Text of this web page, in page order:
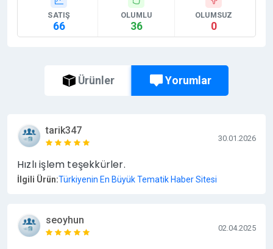
SATIŞ
66
OLUMLU
36
OLUMSUZ
0
Ürünler Yorumlar
tarik347
30.01.2026
Hızlı işlem teşekkürler.
İlgili Ürün:Türkiyenin En Büyük Tematik Haber Sitesi
seoyhun
02.04.2025